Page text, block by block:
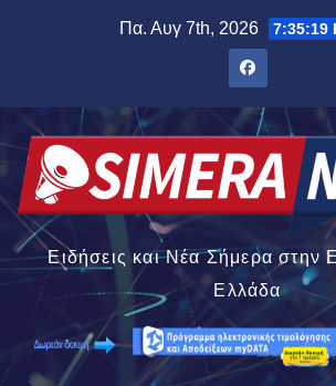
Πα. Αυγ 7th, 2026 7:35:20
Ειδήσεις και Νέα Σήμερα στην
Ελλάδα